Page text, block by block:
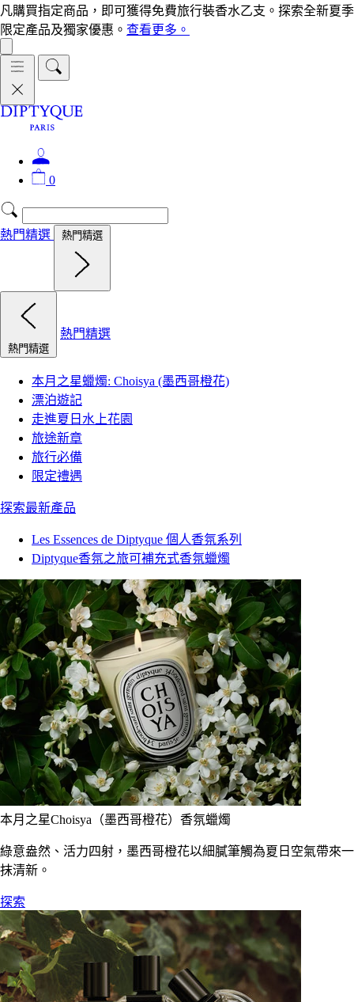
凡購買指定商品，即可獲得免費旅行裝香水乙支。探索全新夏季
限定產品及獨家優惠。 查看更多。
0
熱門精選 熱門精選
熱門精選
熱門精選
本月之星蠟燭: Choisya (墨西哥橙花)
漂泊遊記
走進夏日水上花園
旅途新章
旅行必備
限定禮遇
探索最新產品
Les Essences de Diptyque 個人香氛系列
Diptyque香氛之旅可補充式香氛蠟燭
本月之星Choisya（墨西哥橙花）香氛蠟燭
綠意盎然、活力四射，墨西哥橙花以細膩筆觸為夏日空氣帶來一
抹清新。
探索